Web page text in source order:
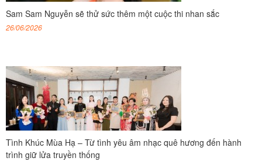
Sam Sam Nguyễn sẽ thử sức thêm một cuộc thi nhan sắc
26/06/2026
Tình Khúc Mùa Hạ – Từ tình yêu âm nhạc quê hương đến hành
trình giữ lửa truyền thống